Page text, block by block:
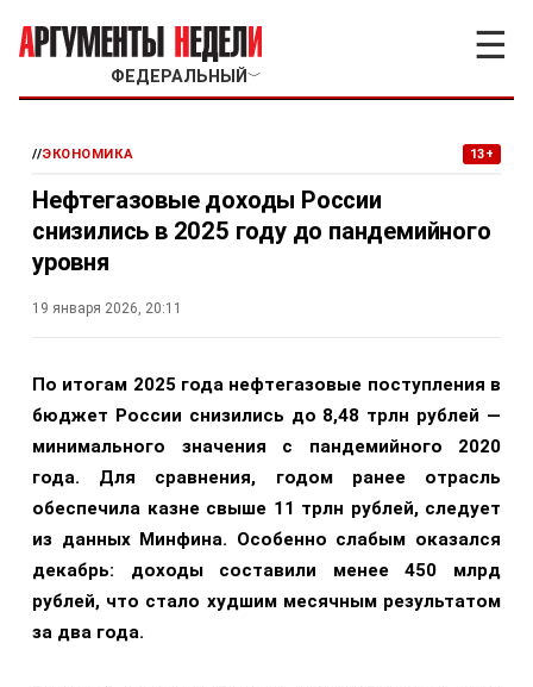
ФЕДЕРАЛЬНЫЙ ﹀
☰
//ЭКОНОМИКА 13+
Нефтегазовые доходы России
снизились в 2025 году до пандемийного
уровня
19 января 2026, 20:11
По итогам 2025 года нефтегазовые поступления в
бюджет России снизились до 8,48 трлн рублей —
минимального значения с пандемийного 2020
года. Для сравнения, годом ранее отрасль
обеспечила казне свыше 11 трлн рублей, следует
из данных Минфина. Особенно слабым оказался
декабрь: доходы составили менее 450 млрд
рублей, что стало худшим месячным результатом
за два года.